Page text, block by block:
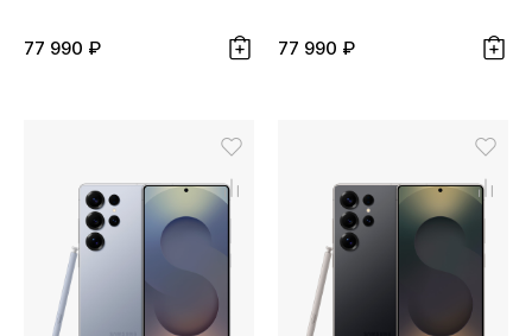
77 990 ₽ 77 990 ₽